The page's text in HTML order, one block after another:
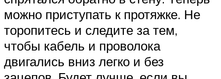
можно приступать к протяжке. Не
торопитесь и следите за тем,
чтобы кабель и проволока
двигались вниз легко и без